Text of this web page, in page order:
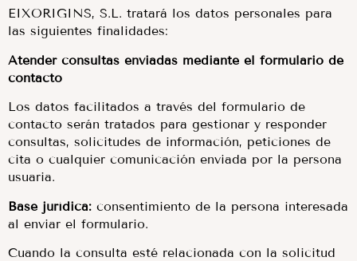
EIXORIGINS, S.L. tratará los datos personales para
las siguientes finalidades:
Atender consultas enviadas mediante el formulario de
contacto
Los datos facilitados a través del formulario de
contacto serán tratados para gestionar y responder
consultas, solicitudes de información, peticiones de
cita o cualquier comunicación enviada por la persona
usuaria.
Base jurídica: consentimiento de la persona interesada
al enviar el formulario.
Cuando la consulta esté relacionada con la solicitud